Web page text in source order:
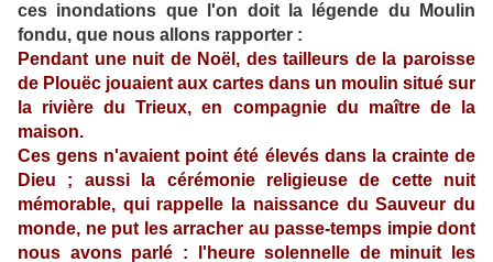
ces inondations que l'on doit la légende du Moulin
fondu, que nous allons rapporter :
Pendant une nuit de Noël, des tailleurs de la paroisse
de Plouëc jouaient aux cartes dans un moulin situé sur
la rivière du Trieux, en compagnie du maître de la
maison.
Ces gens n'avaient point été élevés dans la crainte de
Dieu ; aussi la cérémonie religieuse de cette nuit
mémorable, qui rappelle la naissance du Sauveur du
monde, ne put les arracher au passe-temps impie dont
nous avons parlé : l'heure solennelle de minuit les